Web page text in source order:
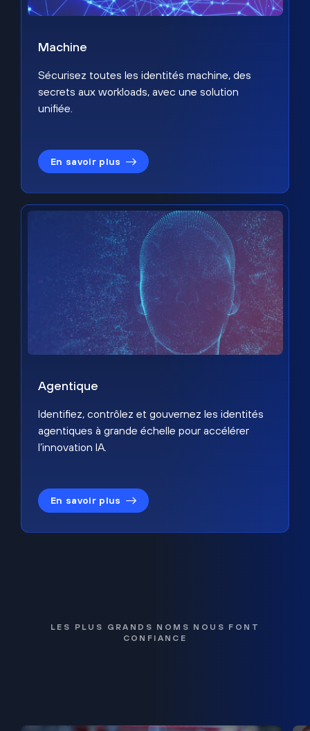
Machine
Sécurisez toutes les identités machine, des
secrets aux workloads, avec une solution
unifiée.
En savoir plus
Agentique
Identifiez, contrôlez et gouvernez les identités
agentiques à grande échelle pour accélérer
l’innovation IA.
En savoir plus
LES PLUS GRANDS NOMS NOUS FONT
CONFIANCE